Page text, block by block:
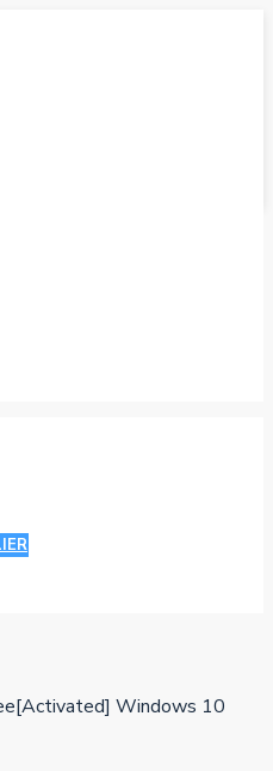
Windows 10